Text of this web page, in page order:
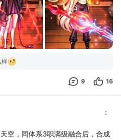
样
9 16
空，同体系3职满级融合后，合成